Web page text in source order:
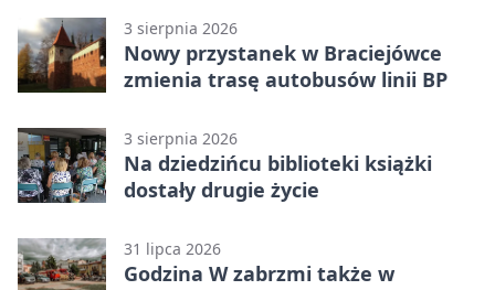
3 sierpnia 2026
Nowy przystanek w Braciejówce
zmienia trasę autobusów linii BP
3 sierpnia 2026
Na dziedzińcu biblioteki książki
dostały drugie życie
31 lipca 2026
Godzina W zabrzmi także w